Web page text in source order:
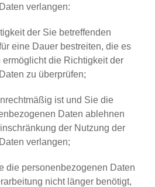
verlangen:
der Sie betreffenden
eine Dauer bestreiten, die es
die Richtigkeit der
zu überprüfen;
ist und Sie die
Daten ablehnen
der Nutzung der
verlangen;
die personenbezogenen Daten
nicht länger benötigt,